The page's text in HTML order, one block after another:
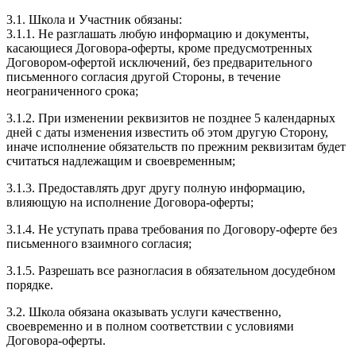
3.1. Школа и Участник обязаны:
3.1.1. Не разглашать любую информацию и документы,
касающиеся Договора-оферты, кроме предусмотренных
Договором-офертой исключений, без предварительного
письменного согласия другой Стороны, в течение
неограниченного срока;
3.1.2. При изменении реквизитов не позднее 5 календарных
дней с даты изменения известить об этом другую Сторону,
иначе исполнение обязательств по прежним реквизитам будет
считаться надлежащим и своевременным;
3.1.3. Предоставлять друг другу полную информацию,
влияющую на исполнение Договора-оферты;
3.1.4. Не уступать права требования по Договору-оферте без
письменного взаимного согласия;
3.1.5. Разрешать все разногласия в обязательном досудебном
порядке.
3.2. Школа обязана оказывать услуги качественно,
своевременно и в полном соответствии с условиями
Договора-оферты.